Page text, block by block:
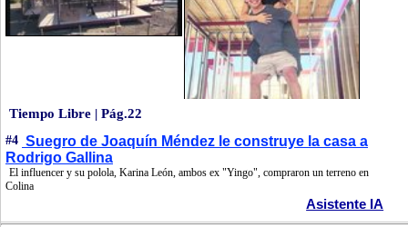
Tiempo Libre | Pág.22
#4 Suegro de Joaquín Méndez le construye la casa a
Rodrigo Gallina
El influencer y su polola, Karina León, ambos ex "Yingo", compraron un terreno en
Colina
Asistente IA